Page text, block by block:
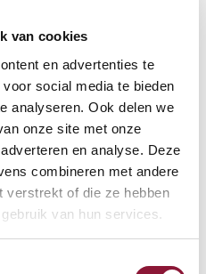
van cookies
en advertenties te
social media te bieden
analyseren. Ook delen we
onze site met onze
en analyse. Deze
combineren met andere
verstrekt of die ze hebben
van hun services.